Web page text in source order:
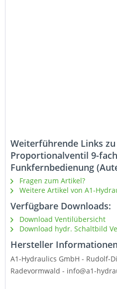
Weiterführende Links
Proportionalventil 9-
Funkfernbedienung
Fragen zum Artikel?
Weitere Artikel von A1-
Verfügbare Downloads:
Download Ventilübersicht
Download hydr. Schaltbild
Hersteller Informationen
A1-Hydraulics GmbH - Rudolf-
Radevormwald - info@a1-